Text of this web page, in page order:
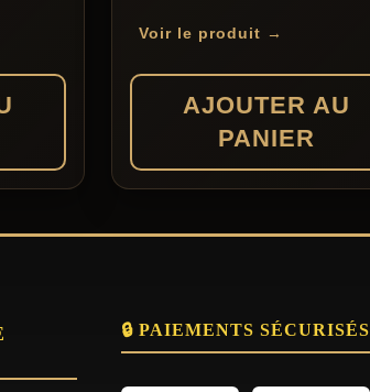
Voir le produit →
AJOUTER AU
PANIER
🔒 PAIEMENTS SÉCURISÉS